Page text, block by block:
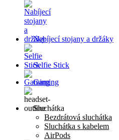
Nabíjecí stojany a držáky
Selfie Stick
Gaming
Sluchátka
Bezdrátová sluchátka
Sluchátka s kabelem
AirPods